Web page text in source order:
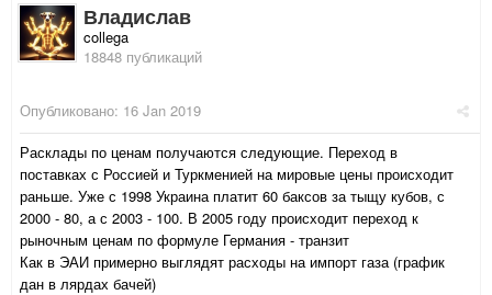
Владислав
collega
18848 публикаций
Опубликовано: 16 Jan 2019
Расклады по ценам получаются следующие. Переход в
поставках с Россией и Туркменией на мировые цены происходит
раньше. Уже с 1998 Украина платит 60 баксов за тыщу кубов, с
2000 - 80, а с 2003 - 100. В 2005 году происходит переход к
рыночным ценам по формуле Германия - транзит
Как в ЭАИ примерно выглядят расходы на импорт газа (график
дан в лярдах бачей)